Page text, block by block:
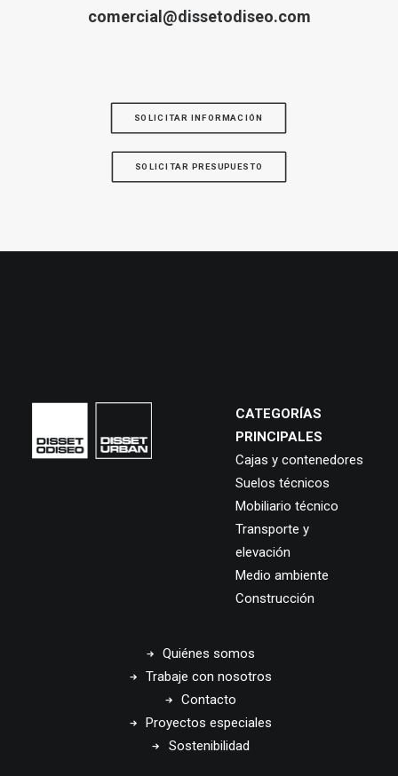
comercial@dissetodiseo.com
SOLICITAR INFORMACIÓN
SOLICITAR PRESUPUESTO
CATEGORÍAS
PRINCIPALES
Cajas y contenedores
Suelos técnicos
Mobiliario técnico
Transporte y
elevación
Medio ambiente
Construcción
Quiénes somos
Trabaje con nosotros
Contacto
Proyectos especiales
Sostenibilidad